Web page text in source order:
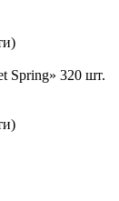
Spring» 320 шт.